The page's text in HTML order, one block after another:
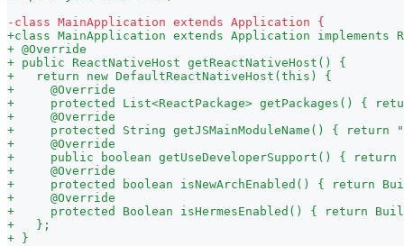
- class MainApplication extends Application {
+class MainApplication extends Application implements
+ @Override
+ public ReactNativeHost getReactNativeHost() {
+
   return new DefaultReactNativeHost(this) {
+
     @Override
+
protected List<ReactPackage> getPackages() {
+
     @Override
+
protected String getJSMainModuleName() { return
+
     @Override
+
public boolean getUseDeveloperSupport() { return
+
     @Override
+
protected boolean isNewArchEnabled() { return
+
     @Override
+
protected Boolean isHermesEnabled() { return
+
   };
+ }